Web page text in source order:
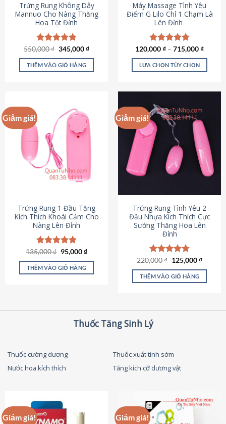
Trứng Rung Không Dây
Mannuo Cho Nàng Thăng
Hoa Tột Đỉnh
Được xếp
hạng4.81
5 sao
550,000₫ Giá
là:
550,000 ₫.
345,000₫Giá
tại
THÊM VÀO GIỎ HÀNG
Máy Massage Tình Yêu
Điểm G Lilo Chỉ 1 Chạm Là
Lên Đỉnh
Được xếp
hạng4.85
5 sao
120,000₫ – 715,000₫
LỰA CHỌN TÙY CHỌN
có
nhiều
biến
thể.
Các
tùy
chọn
được
chọn
trên
trang
sản
phẩm
Giảm giá!
Trứng Rung 1 Đầu Tăng
Kích Thích Khoái Cảm Cho
Nàng Lên Đỉnh
Được xếp
hạng4.87
5 sao
135,000₫ Giá
gốc
là:
135,000 ₫.
95,000₫Giá
tại
THÊM VÀO GIỎ HÀNG
Giảm giá!
Trứng Rung Tình Yêu 2
Đầu Nhựa Kích Thích Cực
Sướng Thăng Hoa Lên
Đỉnh
Được xếp
hạng4.79
5 sao
220,000₫ Giá
là:
220,000 ₫.
125,000₫Giá
tại
THÊM VÀO GIỎ HÀNG
Thuốc Tăng Sinh Lý
Thuốc cường dương
Thuốc xuất tinh sớm
Nước hoa kích thích
Tăng kích cỡ dương vật
Giảm giá! Giảm giá!